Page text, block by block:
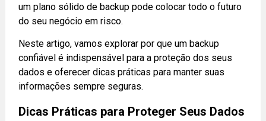
um plano sólido de backup pode colocar todo o futuro
do seu negócio em risco.
Neste artigo, vamos explorar por que um backup
confiável é indispensável para a proteção dos seus
dados e oferecer dicas práticas para manter suas
informações sempre seguras.
Dicas Práticas para Proteger Seus Dados